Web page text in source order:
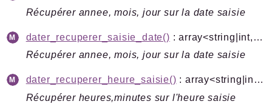
Récupérer annee, mois, jour sur la date saisie
dater_recuperer_saisie_date()
: array<string|int, mixed>|string
Récupérer annee, mois, jour sur la date saisie
dater_recuperer_heure_saisie()
: array<string|int, mixed>|string
Récupérer heures,minutes sur l'heure saisie